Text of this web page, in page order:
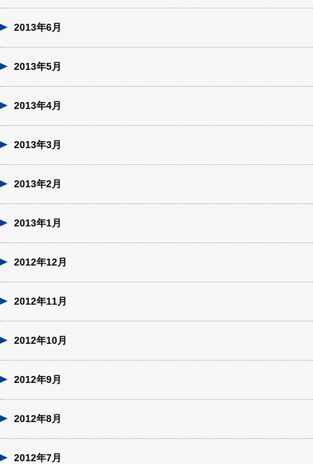
2013年6月
2013年5月
2013年4月
2013年3月
2013年2月
2013年1月
2012年12月
2012年11月
2012年10月
2012年9月
2012年8月
2012年7月